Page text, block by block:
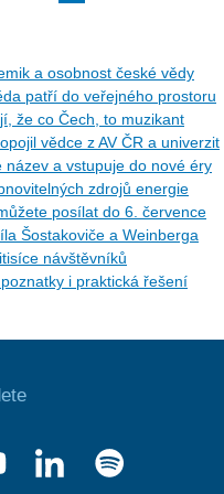
a osobnost české vědy
patří do veřejného prostoru
že co Čech, to muzikant
vědce z AV ČR a univerzit
a vstupuje do nové éry
zdrojů energie
posílat do 6. července
Šostakoviče a Weinberga
návštěvníků
i praktická řešení